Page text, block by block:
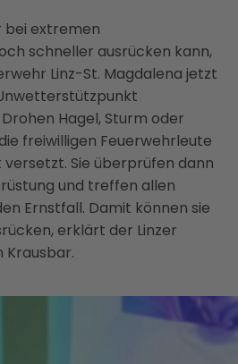
bei extremen
schneller ausrücken kann,
Linz-St. Magdalena jetzt
Hagel, Sturm oder
freiwilligen Feuerwehrleute
Sie überprüfen dann
und treffen allen
Ernstfall. Damit können sie
erklärt der Linzer
Krausbar.